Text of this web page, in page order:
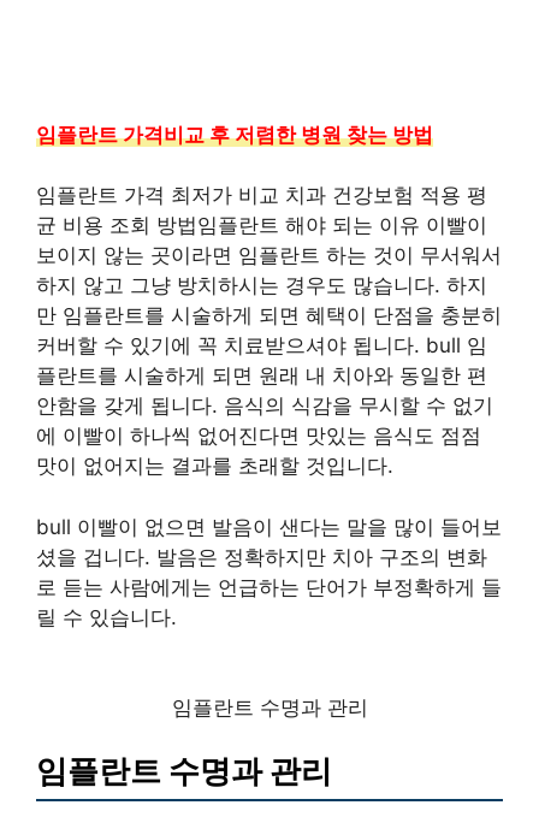
임플란트 가격비교 후 저렴한 병원 찾는 방법
임플란트 가격 최저가 비교 치과 건강보험 적용 평
균 비용 조회 방법임플란트 해야 되는 이유 이빨이
보이지 않는 곳이라면 임플란트 하는 것이 무서워서
하지 않고 그냥 방치하시는 경우도 많습니다. 하지
만 임플란트를 시술하게 되면 혜택이 단점을 충분히
커버할 수 있기에 꼭 치료받으셔야 됩니다. bull 임
플란트를 시술하게 되면 원래 내 치아와 동일한 편
안함을 갖게 됩니다. 음식의 식감을 무시할 수 없기
에 이빨이 하나씩 없어진다면 맛있는 음식도 점점
맛이 없어지는 결과를 초래할 것입니다.
bull 이빨이 없으면 발음이 샌다는 말을 많이 들어보
셨을 겁니다. 발음은 정확하지만 치아 구조의 변화
로 듣는 사람에게는 언급하는 단어가 부정확하게 들
릴 수 있습니다.
임플란트 수명과 관리
임플란트 수명과 관리